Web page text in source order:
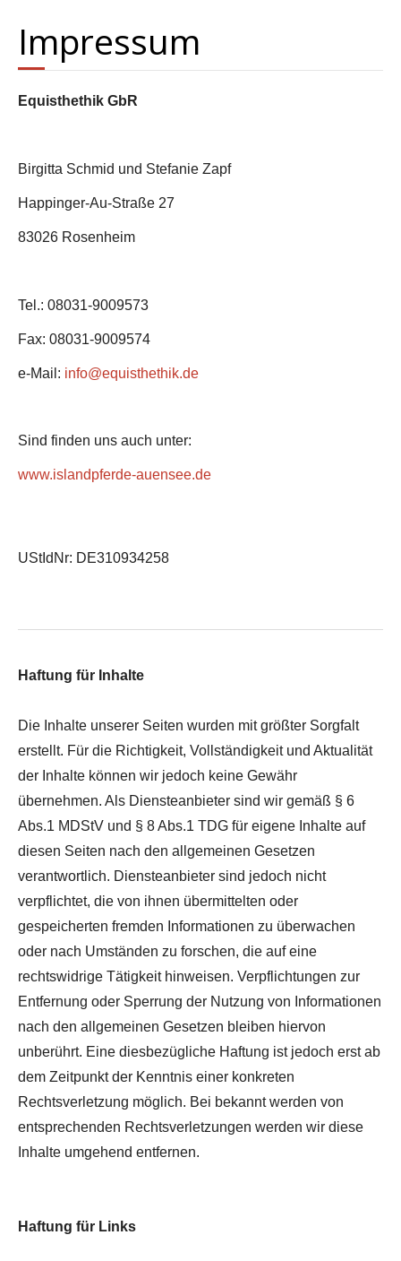
Impressum
Equisthethik GbR
Birgitta Schmid und Stefanie Zapf
Happinger-Au-Straße 27
83026 Rosenheim
Tel.: 08031-9009573
Fax: 08031-9009574
e-Mail: info@equisthethik.de
Sind finden uns auch unter:
www.islandpferde-auensee.de
UStIdNr: DE310934258
Haftung für Inhalte
Die Inhalte unserer Seiten wurden mit größter Sorgfalt
erstellt. Für die Richtigkeit, Vollständigkeit und Aktualität
der Inhalte können wir jedoch keine Gewähr
übernehmen. Als Diensteanbieter sind wir gemäß § 6
Abs.1 MDStV und § 8 Abs.1 TDG für eigene Inhalte auf
diesen Seiten nach den allgemeinen Gesetzen
verantwortlich. Diensteanbieter sind jedoch nicht
verpflichtet, die von ihnen übermittelten oder
gespeicherten fremden Informationen zu überwachen
oder nach Umständen zu forschen, die auf eine
rechtswidrige Tätigkeit hinweisen. Verpflichtungen zur
Entfernung oder Sperrung der Nutzung von Informationen
nach den allgemeinen Gesetzen bleiben hiervon
unberührt. Eine diesbezügliche Haftung ist jedoch erst ab
dem Zeitpunkt der Kenntnis einer konkreten
Rechtsverletzung möglich. Bei bekannt werden von
entsprechenden Rechtsverletzungen werden wir diese
Inhalte umgehend entfernen.
Haftung für Links